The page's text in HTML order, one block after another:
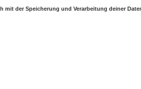
mit der Speicherung und Verarbeitung deiner